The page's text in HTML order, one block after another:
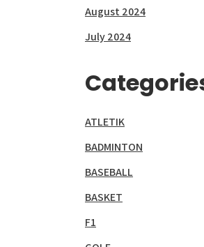
August 2024
July 2024
ATLETIK
BADMINTON
BASEBALL
BASKET
F1